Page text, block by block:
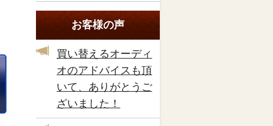
お客様の声
買い替えるオーディ
オのアドバイスも頂
いて、ありがとうご
ざいました！